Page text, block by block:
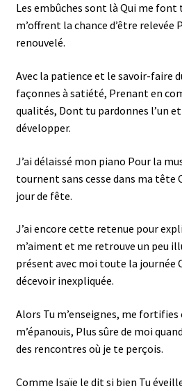
Les embûches sont là Qui me
m’offrent la chance d’être
renouvelé.
Avec la patience et le savoir-faire
façonnes à satiété, Prenant en
qualités, Dont tu pardonnes l’un
développer.
J’ai délaissé mon piano Pour la
tournent sans cesse dans ma tête
jour de fête.
J’ai encore cette retenue pour
m’aiment et me retrouve un peu
présent avec moi toute la journée
décevoir inexpliquée.
Alors Tu m’enseignes, me fortifies
m’épanouis, Plus sûre de moi
des rencontres où je te perçois.
Comme Isaïe le dit si bien Tu